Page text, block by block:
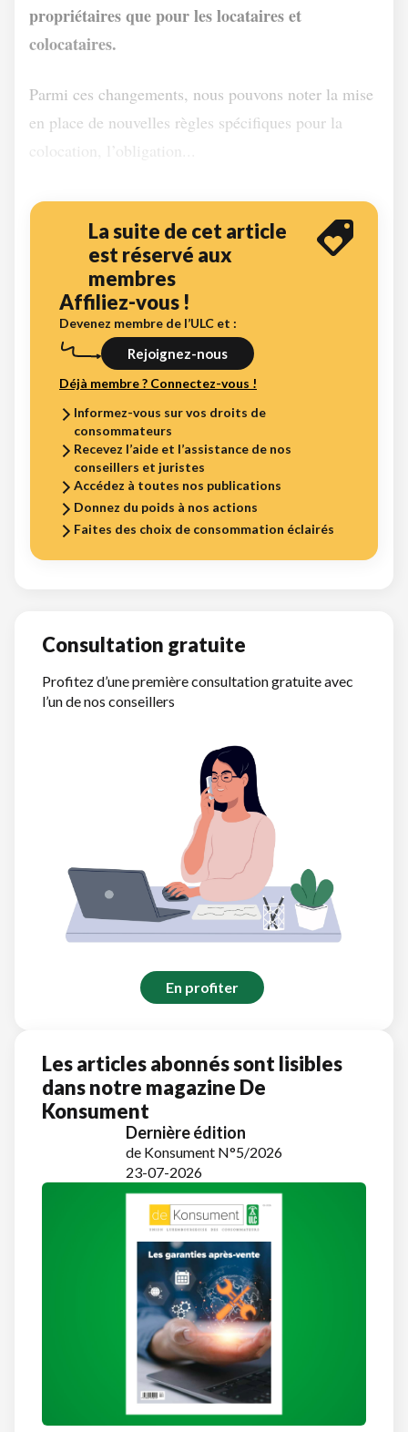
propriétaires que pour les locataires et
colocataires.
Parmi ces changements, nous pouvons noter la mise
en place de nouvelles règles spécifiques pour la
colocation, l’obligation...
La suite de cet article
est réservé aux
membres
Affiliez-vous !
Devenez membre de l’ULC et :
Rejoignez-nous
Déjà membre ? Connectez-vous !
Informez-vous sur vos droits de
consommateurs
Recevez l’aide et l’assistance de nos
conseillers et juristes
Accédez à toutes nos publications
Donnez du poids à nos actions
Faites des choix de consommation éclairés
Consultation gratuite
Profitez d’une première consultation gratuite avec
l’un de nos conseillers
En profiter
Les articles abonnés sont lisibles
dans notre magazine De
Konsument
Dernière édition
de Konsument N°5/2026
23-07-2026